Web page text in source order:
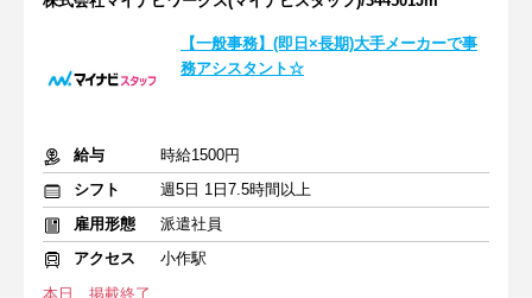
【一般事務】(即日×長期)大手メーカーで事
務アシスタント☆
給与
時給1500円
シフト
週5日 1日7.5時間以上
雇用形態
派遣社員
アクセス
小作駅
本日、掲載終了